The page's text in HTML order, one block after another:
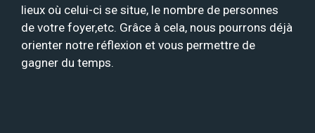
lieux où celui-ci se situe, le nombre de personnes
de votre foyer,etc. Grâce à cela, nous pourrons déjà
orienter notre réflexion et vous permettre de
gagner du temps.